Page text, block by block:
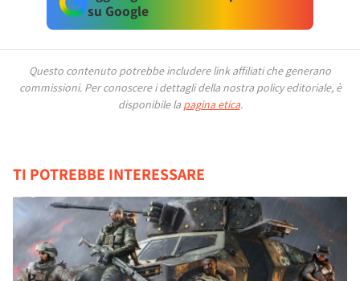
su Google
Questo contenuto potrebbe includere link affiliati che generano
commissioni. Per conoscere i dettagli della nostra policy editoriale, è
disponibile la pagina etica.
TI POTREBBE INTERESSARE